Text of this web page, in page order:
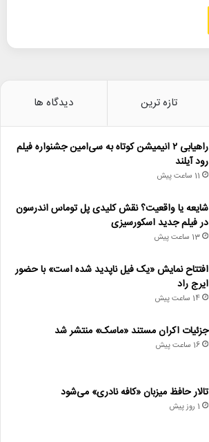
تازه ترین دیدگاه ها
راهیابی ۲ انیمیشن کوتاه به سی‌امین جشنواره فیلم
رود آیلند
11 ساعت پیش
شایعه یا واقعیت؟ نقش کلیدی پل توماس اندرسون
در فیلم جدید اسکورسیزی
13 ساعت پیش
افتتاح نمایش «یک فیل ناپدید شده است» با حضور
ایرج راد
14 ساعت پیش
جزئیات اکران مستند «ماسک» منتشر شد
16 ساعت پیش
تالار حافظ میزبان «کافه نادری» می‌شود
1 روز پیش